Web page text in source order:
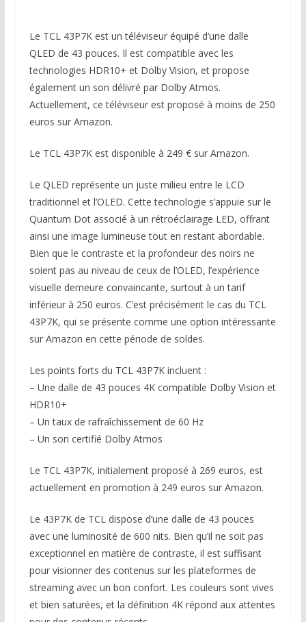
Le TCL 43P7K est un téléviseur équipé d’une dalle
QLED de 43 pouces. Il est compatible avec les
technologies HDR10+ et Dolby Vision, et propose
également un son délivré par Dolby Atmos.
Actuellement, ce téléviseur est proposé à moins de 250
euros sur Amazon.
Le TCL 43P7K est disponible à 249 € sur Amazon.
Le QLED représente un juste milieu entre le LCD
traditionnel et l’OLED. Cette technologie s’appuie sur le
Quantum Dot associé à un rétroéclairage LED, offrant
ainsi une image lumineuse tout en restant abordable.
Bien que le contraste et la profondeur des noirs ne
soient pas au niveau de ceux de l’OLED, l’expérience
visuelle demeure convaincante, surtout à un tarif
inférieur à 250 euros. C’est précisément le cas du TCL
43P7K, qui se présente comme une option intéressante
sur Amazon en cette période de soldes.
Les points forts du TCL 43P7K incluent :
– Une dalle de 43 pouces 4K compatible Dolby Vision et
HDR10+
– Un taux de rafraîchissement de 60 Hz
– Un son certifié Dolby Atmos
Le TCL 43P7K, initialement proposé à 269 euros, est
actuellement en promotion à 249 euros sur Amazon.
Le 43P7K de TCL dispose d’une dalle de 43 pouces
avec une luminosité de 600 nits. Bien qu’il ne soit pas
exceptionnel en matière de contraste, il est suffisant
pour visionner des contenus sur les plateformes de
streaming avec un bon confort. Les couleurs sont vives
et bien saturées, et la définition 4K répond aux attentes